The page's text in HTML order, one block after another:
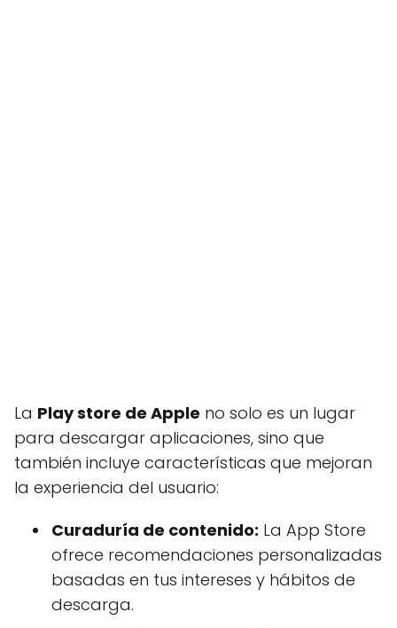
La Play store de Apple no solo es un lugar
para descargar aplicaciones, sino que
también incluye características que mejoran
la experiencia del usuario:
Curaduría de contenido: La App Store
ofrece recomendaciones personalizadas
basadas en tus intereses y hábitos de
descarga.